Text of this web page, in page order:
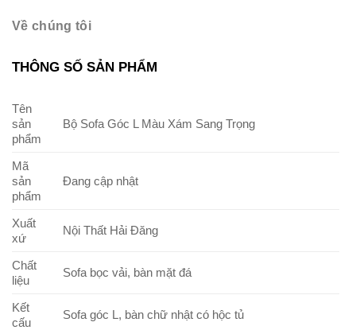
Về chúng tôi
THÔNG SỐ SẢN PHẨM
Tên
sản
phẩm
Bộ Sofa Góc L Màu Xám Sang Trọng
Mã
sản
phẩm
Đang cập nhật
Xuất
xứ
Nội Thất Hải Đăng
Chất
liệu
Sofa bọc vải, bàn mặt đá
Kết
cấu
Sofa góc L, bàn chữ nhật có hộc tủ